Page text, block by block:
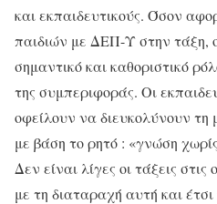
και εκπαιδευτικούς. Όσον
παιδιών με ΔΕΠ-Υ στην τάξη,
σημαντικό και καθοριστικό
της συμπεριφοράς. Οι
οφείλουν να διευκολύνουν
με βάση το ρητό : «γνώση
Δεν είναι λίγες οι τάξεις
με τη διαταραχή αυτή και